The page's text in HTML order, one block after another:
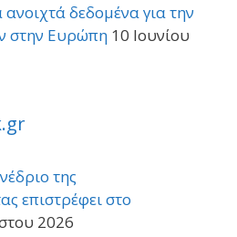
ανοιχτά δεδομένα για την
στην Ευρώπη 10 Ιουνίου
της
επιστρέφει στο
2026